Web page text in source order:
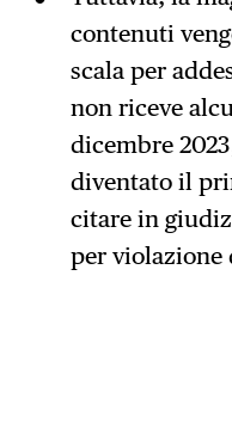
contenuti
scala per
non riceve
dicembre
diventato il
citare in
per violazione